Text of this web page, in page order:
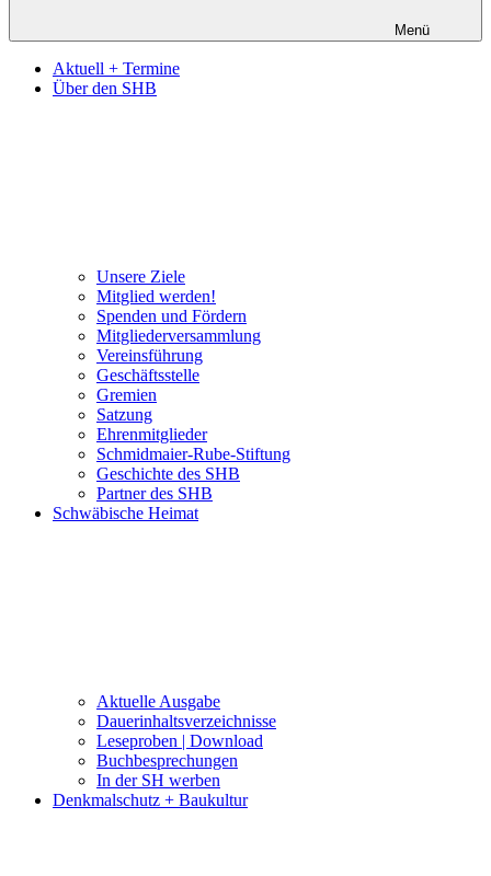
Menü
Aktuell + Termine
Über den SHB
Unsere Ziele
Mitglied werden!
Spenden und Fördern
Mitgliederversammlung
Vereinsführung
Geschäftsstelle
Gremien
Satzung
Ehrenmitglieder
Schmidmaier-Rube-Stiftung
Geschichte des SHB
Partner des SHB
Schwäbische Heimat
Aktuelle Ausgabe
Dauerinhaltsverzeichnisse
Leseproben | Download
Buchbesprechungen
In der SH werben
Denkmalschutz + Baukultur